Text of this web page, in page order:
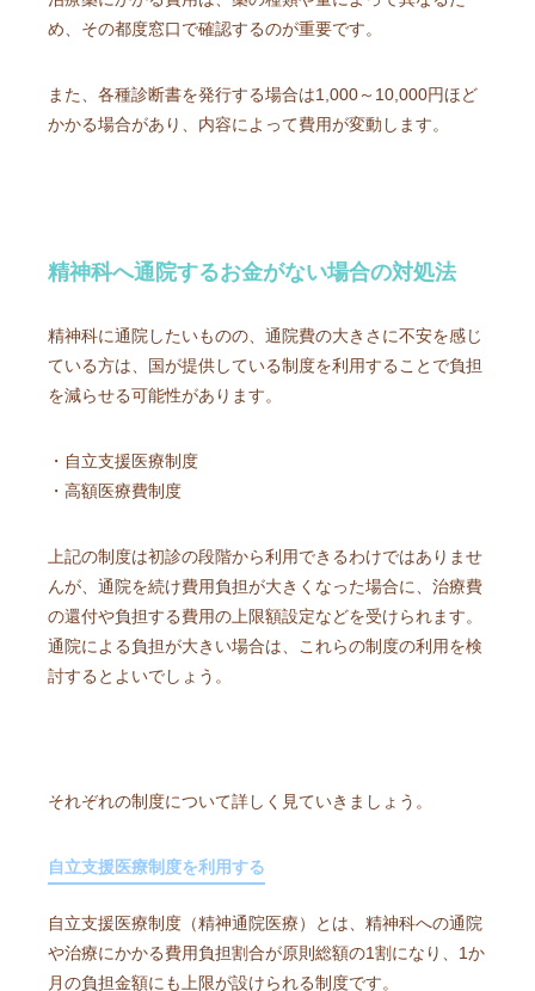
め、その都度窓口で確認するのが重要です。
また、各種診断書を発行する場合は1,000～10,000円ほど
かかる場合があり、内容によって費用が変動します。
精神科へ通院するお金がない場合の対処法
精神科に通院したいものの、通院費の大きさに不安を感じ
ている方は、国が提供している制度を利用することで負担
を減らせる可能性があります。
・自立支援医療制度
・高額医療費制度
上記の制度は初診の段階から利用できるわけではありませ
んが、通院を続け費用負担が大きくなった場合に、治療費
の還付や負担する費用の上限額設定などを受けられます。
通院による負担が大きい場合は、これらの制度の利用を検
討するとよいでしょう。
それぞれの制度について詳しく見ていきましょう。
自立支援医療制度を利用する
自立支援医療制度（精神通院医療）とは、精神科への通院
や治療にかかる費用負担割合が原則総額の1割になり、1か
月の負担金額にも上限が設けられる制度です。